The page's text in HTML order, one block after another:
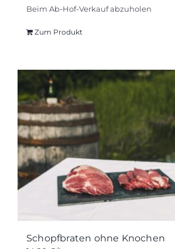
Beim Ab-Hof-Verkauf abzuholen
Zum Produkt
Schopfbraten ohne Knochen